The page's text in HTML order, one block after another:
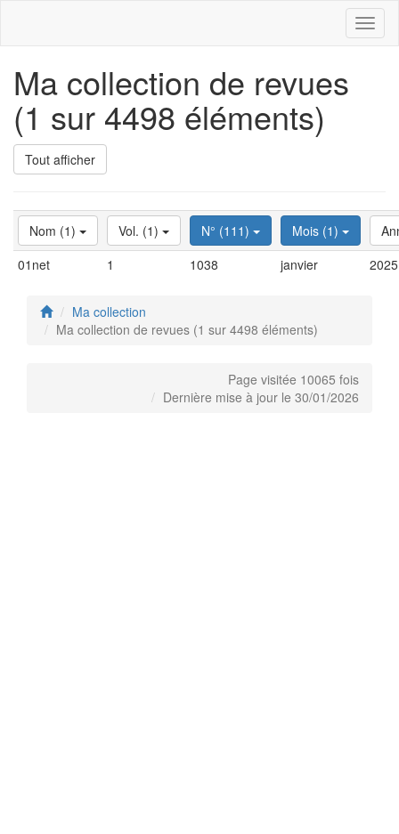
Ma collection de revues
(1 sur 4498 éléments)
Tout afficher
Nom (1) Vol. (1) N° (111) Mois (1)
01net
1 1038 janvier 2025
Ma collection
Ma collection de revues (1 sur 4498 éléments)
Page visitée 10065 fois
Dernière mise à jour le 30/01/2026